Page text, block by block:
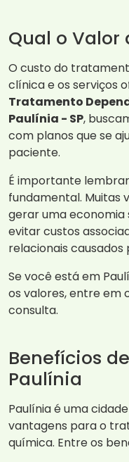
Qual o Valor
O custo do
clínica e os serviços
Tratamento
Paulínia - SP,
com planos que se
paciente.
É importante
fundamental. Muitas
gerar uma economia
evitar custos
relacionais
Se você está em
os valores, entre em
consulta.
Benefícios
Paulínia
Paulínia é uma
vantagens para o
química. Entre os